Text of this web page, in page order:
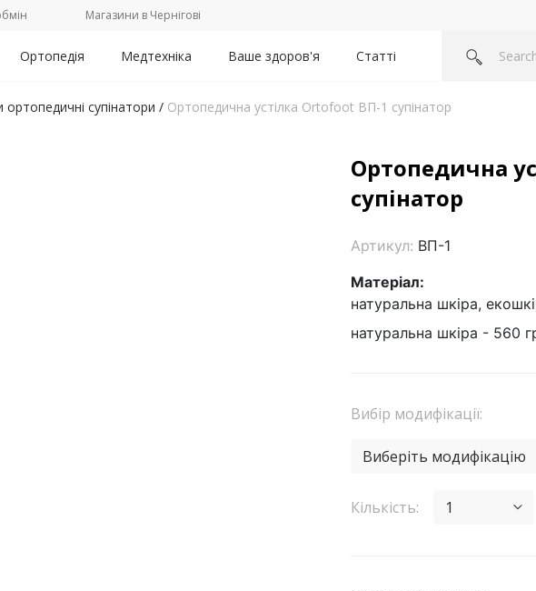
Магазини в Чернігові
Ортопедія Медтехніка Ваше здоров'я Статті
ортопедичні супінатори / Ортопедична устілка Ortofoot ВП-1 супінатор
Ортопедична
супінатор
Артикул: ВП-1
Матеріал:
натуральна шкіра,
натуральна шкіра - 560
Вибір модифікації:
Виберіть модифікацію
Кількість: 1